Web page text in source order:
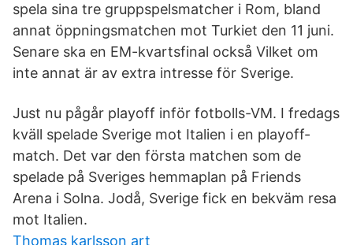
spela sina tre gruppspelsmatcher i Rom, bland
annat öppningsmatchen mot Turkiet den 11 juni.
Senare ska en EM-kvartsfinal också Vilket om
inte annat är av extra intresse för Sverige.
Just nu pågår playoff inför fotbolls-VM. I fredags
kväll spelade Sverige mot Italien i en playoff-
match. Det var den första matchen som de
spelade på Sveriges hemmaplan på Friends
Arena i Solna. Jodå, Sverige fick en bekväm resa
mot Italien.
Thomas karlsson art